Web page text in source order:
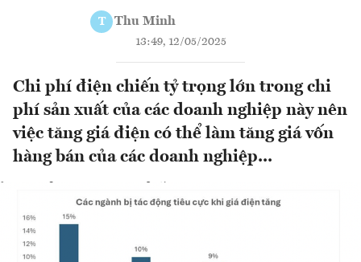
T Thu Minh
13:49, 12/05/2025
Chi phí điện chiến tỷ trọng lớn trong chi
phí sản xuất của các doanh nghiệp này nên
việc tăng giá điện có thể làm tăng giá vốn
hàng bán của các doanh nghiệp...